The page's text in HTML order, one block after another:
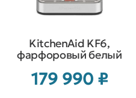
KitchenAid KF6,
фарфоровый белый
179 990 ₽